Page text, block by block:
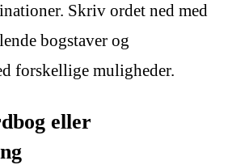
Skriv ordet ned med
bogstaver og
forskellige muligheder.
eller